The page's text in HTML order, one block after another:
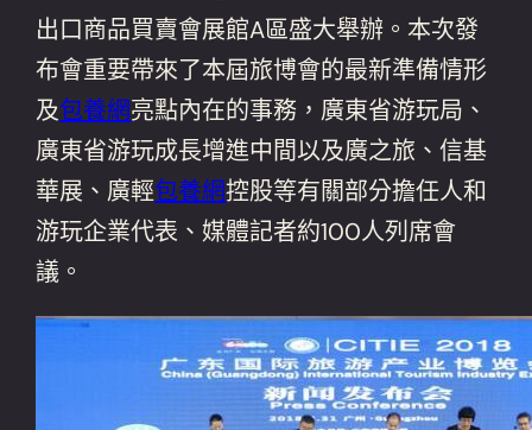
出口商品買賣會展館A區盛大舉辦。本次發
布會重要帶來了本屆旅博會的最新準備情形
及包養網亮點內在的事務，廣東省游玩局、
廣東省游玩成長增進中間以及廣之旅、信基
華展、廣輕包養網控股等有關部分擔任人和
游玩企業代表、媒體記者約100人列席會
議。